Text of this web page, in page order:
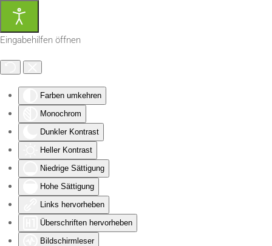
Eingabehilfen öffnen
Farben umkehren
Monochrom
Dunkler Kontrast
Heller Kontrast
Niedrige Sättigung
Hohe Sättigung
Links hervorheben
Überschriften hervorheben
Bildschirmleser
Zum Hauptinhalt springen